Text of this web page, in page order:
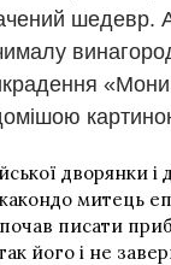
шедевр.
дворянки і
митець
писати
його і не